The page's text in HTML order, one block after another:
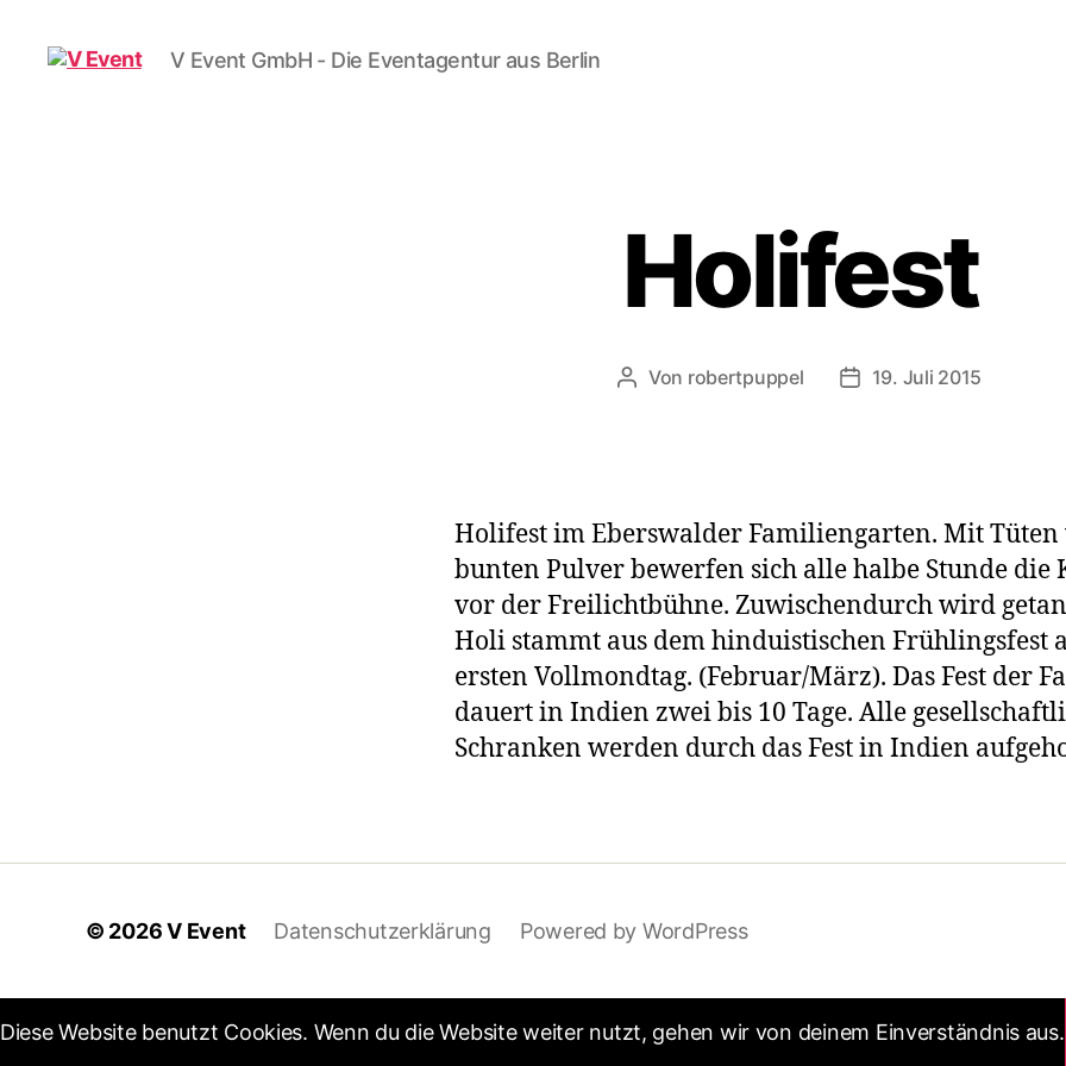
V Event GmbH - Die Eventagentur aus Berlin
Holifest
Beitragsautor
Von robertpuppel Beitragsdatum
19. Juli 2015
Holifest im Eberswalder Familiengarten. Mit
bunten Pulver bewerfen sich alle halbe Stunde die
vor der Freilichtbühne. Zuwischendurch wird
Holi stammt aus dem hinduistischen Frühlingsfest
ersten Vollmondtag. (Februar/März). Das Fest der
dauert in Indien zwei bis 10 Tage. Alle
Schranken werden durch das Fest in Indien
© 2026V Event Datenschutzerklärung Powered by WordPress
Diese Website benutzt Cookies. Wenn du die Website weiter nutzt, gehen wir von deinem Einverständnis aus.